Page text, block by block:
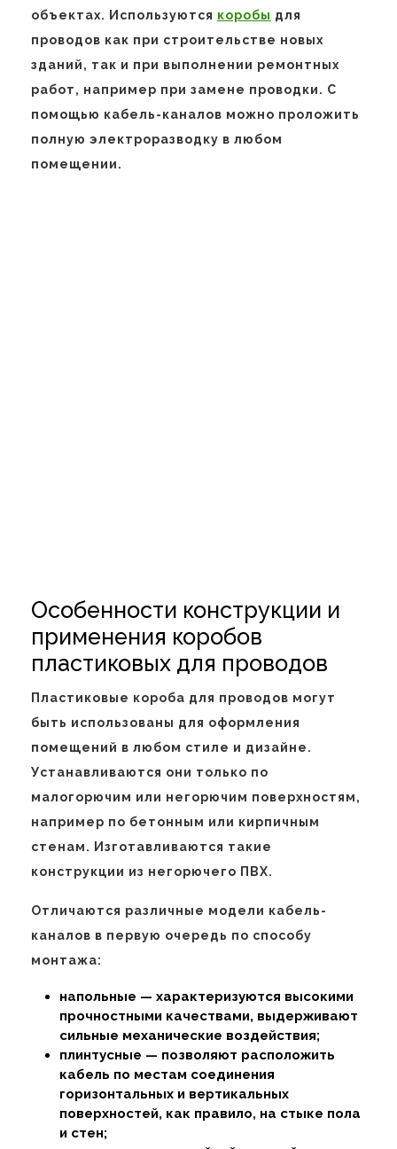
объектах. Используются коробы для
проводов как при строительстве новых
зданий, так и при выполнении ремонтных
работ, например при замене проводки. С
помощью кабель-каналов можно проложить
полную электроразводку в любом
помещении.
Особенности конструкции и
применения коробов
пластиковых для проводов
Пластиковые короба для проводов могут
быть использованы для оформления
помещений в любом стиле и дизайне.
Устанавливаются они только по
малогорючим или негорючим поверхностям,
например по бетонным или кирпичным
стенам. Изготавливаются такие
конструкции из негорючего ПВХ.
Отличаются различные модели кабель-
каналов в первую очередь по способу
монтажа:
напольные — характеризуются высокими
прочностными качествами, выдерживают
сильные механические воздействия;
плинтусные — позволяют расположить
кабель по местам соединения
горизонтальных и вертикальных
поверхностей, как правило, на стыке пола
и стен;